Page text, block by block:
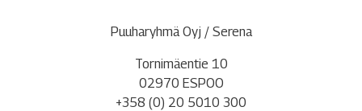
Puuharyhmä Oyj / Serena
Tornimäentie 10
02970 ESPOO
+358 (0) 20 5010 300